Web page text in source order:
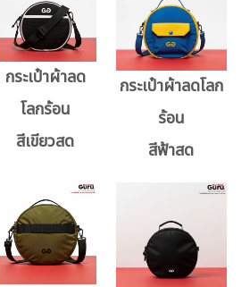
กระเป๋าผ้าลด
โลกร้อน
สีเขียวสด
กระเป๋าผ้าลดโลก
ร้อน
สีฟ้าสด